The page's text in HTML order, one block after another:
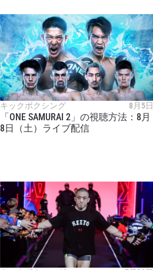
キックボクシング 8月5日
「ONE SAMURAI 2」の視聴方法：8月
8日（土）ライブ配信